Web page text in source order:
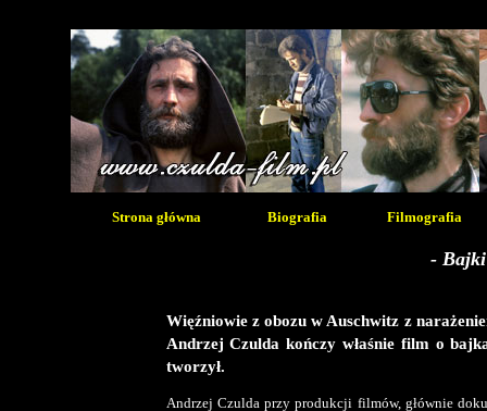
Strona główna Biografia Filmografia
-
Więźniowie z obozu w Auschwitz z
Andrzej Czulda kończy właśnie film o
tworzył.
Andrzej Czulda przy produkcji filmów, głównie